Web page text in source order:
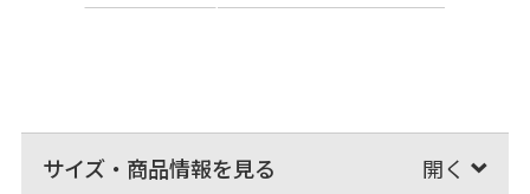
サイズ・商品情報を見る